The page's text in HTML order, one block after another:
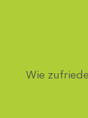
Wie